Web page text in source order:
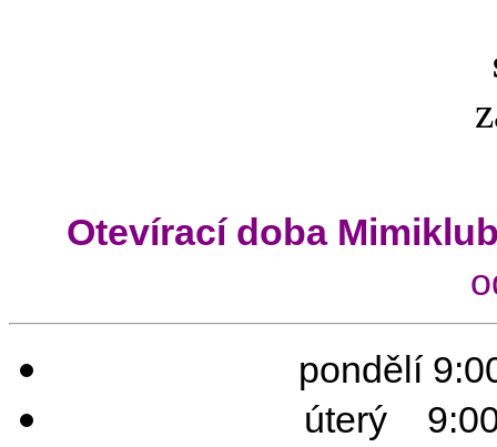
Otevírací doba
pondělí
úterý 9:00